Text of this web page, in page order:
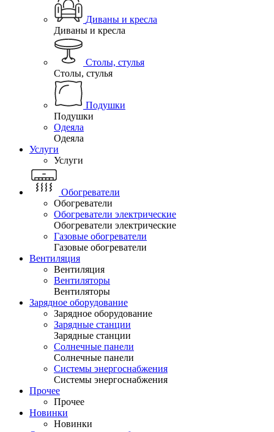
Диваны и кресла
Диваны и кресла
Столы, стулья
Столы, стулья
Подушки
Подушки
Одеяла
Одеяла
Услуги
Услуги
Обогреватели
Обогреватели
Обогреватели электрические
Обогреватели электрические
Газовые обогреватели
Газовые обогреватели
Вентиляция
Вентиляция
Вентиляторы
Вентиляторы
Зарядное оборудование
Зарядное оборудование
Зарядные станции
Зарядные станции
Солнечные панели
Солнечные панели
Системы энергоснабжения
Системы энергоснабжения
Прочее
Прочее
Новинки
Новинки